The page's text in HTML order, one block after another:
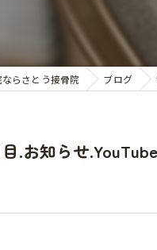
らさとう接骨院 ブログ
.お知らせ